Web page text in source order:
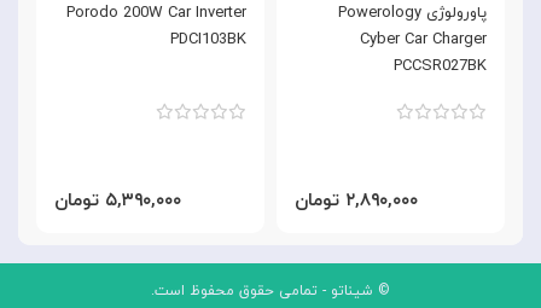
Porodo 200W Car Inverter
PDCI103BK
۵,۳۹۰,۰۰۰ تومان
پاورولوژی Powerology
Cyber Car Charger
PCCSR027BK
۲,۸۹۰,۰۰۰ تومان
© شیناتو - تمامی حقوق محفوظ است.